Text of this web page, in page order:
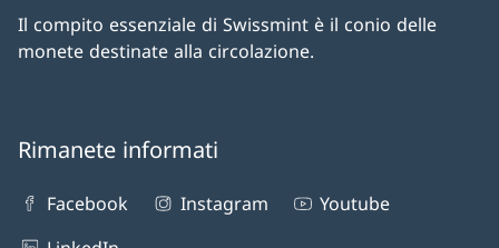
Il compito essenziale di Swissmint è il conio delle
monete destinate alla circolazione.
Rimanete informati
Facebook Instagram
Youtube